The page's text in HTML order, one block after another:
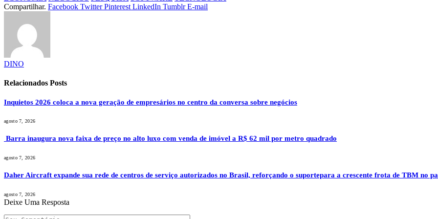
Compartilhar. Facebook Twitter Pinterest LinkedIn Tumblr E-mail
DINO
Relacionados Posts
Inquietos 2026 coloca a nova geração de empresários no centro da conversa sobre negócios
agosto 7, 2026
Barra inaugura nova faixa de preço no alto luxo com venda de imóvel a R$ 62 mil por metro quadrado
agosto 7, 2026
Daher Aircraft expande sua rede de centros de serviço autorizados no Brasil, reforçando o suportepara a crescente frota de TBM no
agosto 7, 2026
Deixe Uma Resposta